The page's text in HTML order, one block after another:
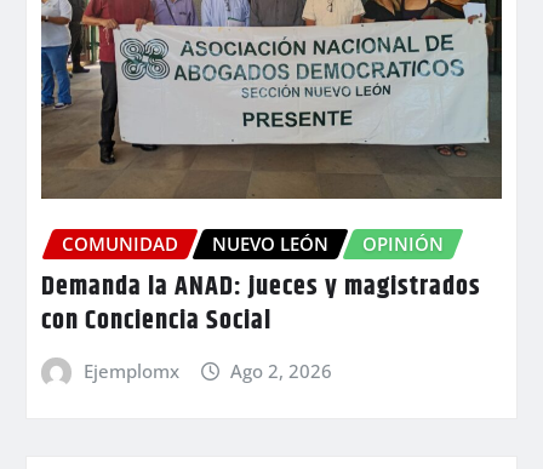
COMUNIDAD NUEVO LEÓN OPINIÓN
Demanda la ANAD: jueces y magistrados
con Conciencia Social
Ejemplomx Ago 2, 2026